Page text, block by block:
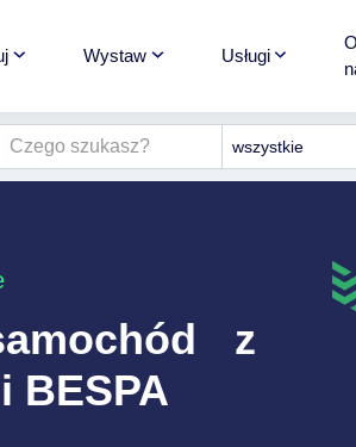
Wystaw Usługi
O
wszystkie
z
BESPA